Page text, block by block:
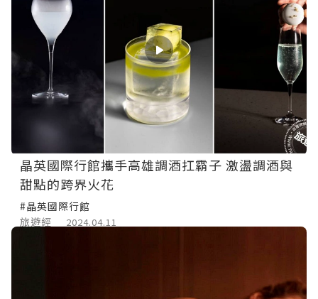
晶英國際行館攜手高雄調酒扛霸子 激盪調酒與
甜點的跨界火花
#晶英國際行館
旅遊經
2024.04.11